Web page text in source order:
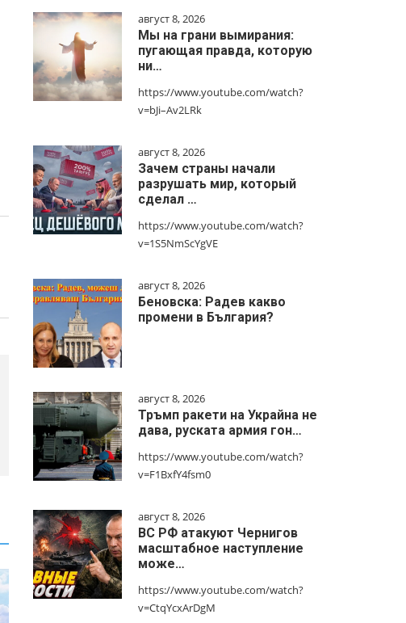
август 8, 2026
Мы на грани вымирания:
пугающая правда, которую
ни…
https://www.youtube.com/watch?
v=bJi–Av2LRk
август 8, 2026
Зачем страны начали
разрушать мир, который
сделал …
https://www.youtube.com/watch?
v=1S5NmScYgVE
август 8, 2026
Беновска: Радев какво
промени в България?
август 8, 2026
Тръмп ракети на Украйна не
дава, руската армия гон…
https://www.youtube.com/watch?
v=F1BxfY4fsm0
август 8, 2026
ВС РФ атакуют Чернигов
масштабное наступление
може…
https://www.youtube.com/watch?
v=CtqYcxArDgM